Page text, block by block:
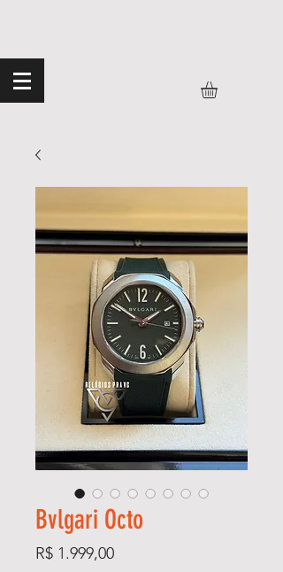
Bvlgari Octo
R$ 1.999,00Preço